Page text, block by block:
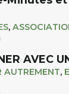
,
AVEC
AUTREMENT,